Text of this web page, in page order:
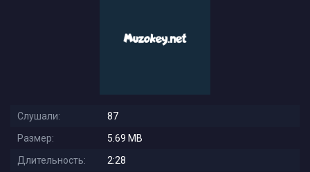
Слушали:
87
Размер:
5.69 MB
Длительность:
2:28